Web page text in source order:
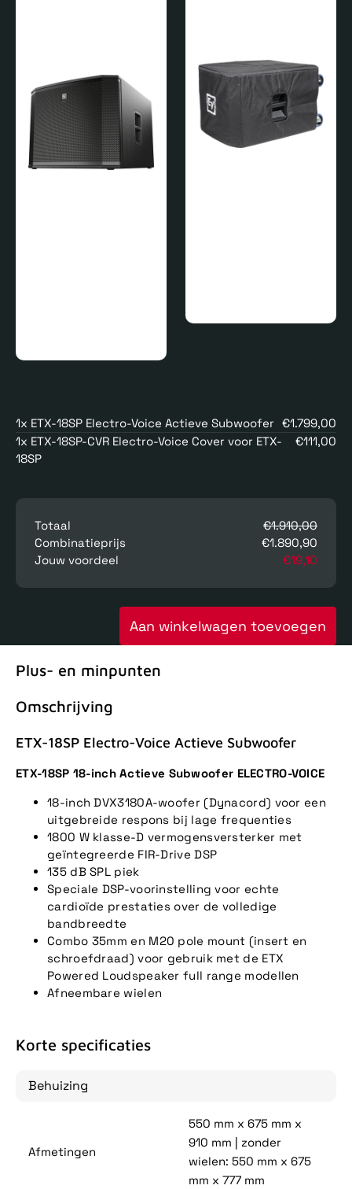
1x ETX-18SP Electro-Voice Actieve Subwoofer €1.799,00
1x ETX-18SP-CVR Electro-Voice Cover voor ETX-
18SP
€111,00
Totaal
€1.910,00
Combinatieprijs
€1.890,90
Jouw voordeel
€19,10
Aan winkelwagen toevoegen
Plus- en minpunten
Omschrijving
ETX-18SP Electro-Voice Actieve Subwoofer
ETX-18SP 18-inch Actieve Subwoofer ELECTRO-VOICE
18-inch DVX3180A-woofer (Dynacord) voor een
uitgebreide respons bij lage frequenties
1800 W klasse-D vermogensversterker met
geïntegreerde FIR-Drive DSP
135 dB SPL piek
Speciale DSP-voorinstelling voor echte
cardioïde prestaties over de volledige
bandbreedte
Combo 35mm en M20 pole mount (insert en
schroefdraad) voor gebruik met de ETX
Powered Loudspeaker full range modellen
Afneembare wielen
Korte specificaties
Behuizing
Afmetingen
550 mm x 675 mm x
910 mm | zonder
wielen: 550 mm x 675
mm x 777 mm